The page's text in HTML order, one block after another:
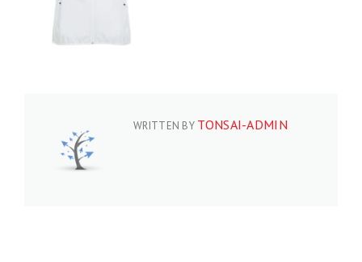
WRITTEN BY TONSAI-ADMIN